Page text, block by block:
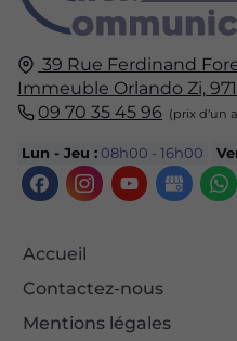
39 Rue Ferdinand
Immeuble Orlando Zi,
09 70 35 45 96
Lun - Jeu : 08h00 - 16h00
Accueil
Contactez-nous
Mentions légales